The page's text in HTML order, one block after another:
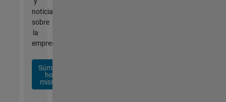
noticias
sobre
la
empresa.
Súmese
hoy
mismo